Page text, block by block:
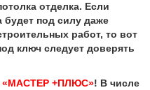
отделка. Если
будет под силу даже
работ, то вот
ключ следует доверять
«МАСТЕР +ПЛЮС»! В числе